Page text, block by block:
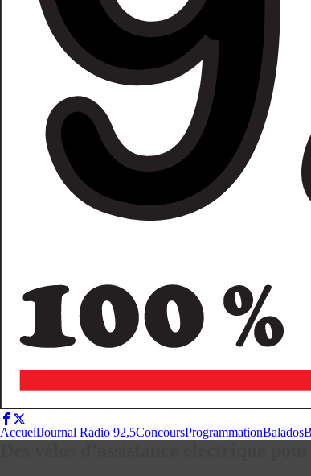
AccueilJournal Radio 92,5ConcoursProgrammationBalados